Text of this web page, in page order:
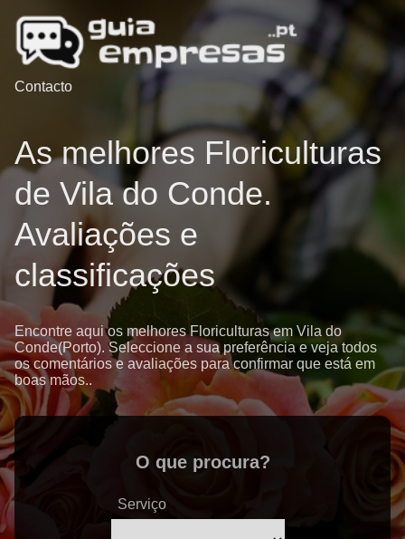
Contacto
As melhores Floriculturas
de Vila do Conde.
Avaliações e
classificações
Encontre aqui os melhores Floriculturas em Vila do
Conde(Porto). Seleccione a sua preferência e veja todos
os comentários e avaliações para confirmar que está em
boas mãos..
O que procura?
Serviço